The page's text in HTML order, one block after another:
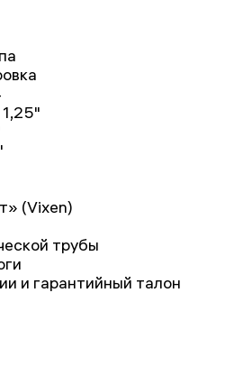
(Vixen)
трубы
и гарантийный талон